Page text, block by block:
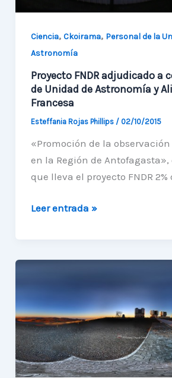
Ciencia, Ckoirama, Personal de la
Astronomía
Proyecto FNDR adjudicado a
de Unidad de Astronomía y
Francesa
Esteffania Rojas Phillips / 02/10/2015
«Promoción de la
en la Región de Antofagasta»,
que lleva el proyecto FNDR 2%
Proyecto
a
Unidad
de
Astronomía
y
Alianza
Leer entrada »